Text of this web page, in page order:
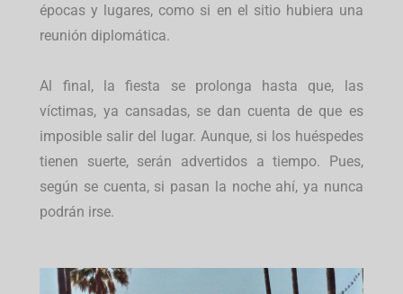
épocas y lugares, como si en el sitio hubiera una
reunión diplomática.
Al final, la fiesta se prolonga hasta que, las
víctimas, ya cansadas, se dan cuenta de que es
imposible salir del lugar. Aunque, si los huéspedes
tienen suerte, serán advertidos a tiempo. Pues,
según se cuenta, si pasan la noche ahí, ya nunca
podrán irse.